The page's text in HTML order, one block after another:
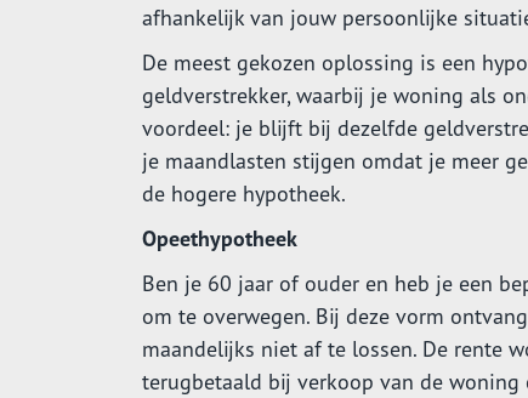
afhankelijk van jouw persoonlijke
De meest gekozen oplossing is een
geldverstrekker, waarbij je woning als
voordeel: je blijft bij dezelfde
je maandlasten stijgen omdat je meer
de hogere hypotheek.
Opeethypotheek
Ben je 60 jaar of ouder en heb je een
om te overwegen. Bij deze vorm
maandelijks niet af te lossen. De rente
terugbetaald bij verkoop van de